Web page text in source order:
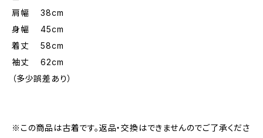
肩幅 38cm
身幅 45cm
着丈 58cm
袖丈 62cm
（多少誤差あり）
※この商品は古着です。返品・交換はできませんのでご了承くださ